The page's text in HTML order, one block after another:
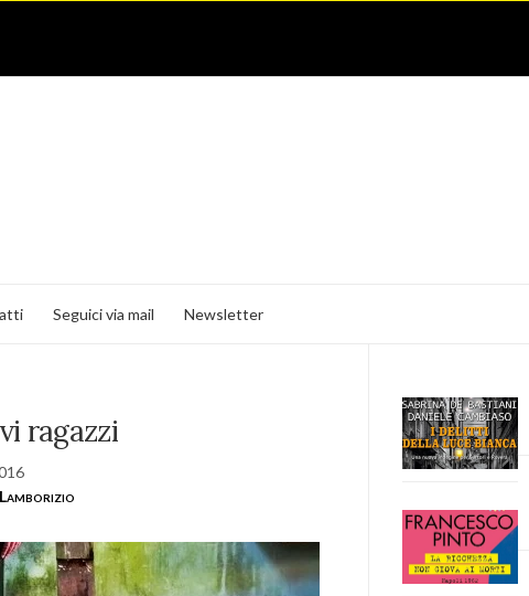
Seguici via mail Newsletter
ragazzi